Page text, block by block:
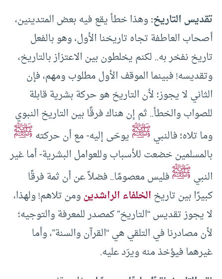
تقديس التاريخ:وهذا خطأ يقع فيه بعض المتدينين،
أصحاب العاطفة تجاه تاريخنا الأول، وهو بالفعل
تاريخ نفخر به.. لكنم يخلطون بين الاعتزاز بالتاريخ،
وتقديسه! فبينما الموقف الأول مطلوب ومهم، فإن
الثاني لا يجوز؛ لأن التاريخ هو حركة بشرية قابلة
للصواب والخطأ.. ثم إن هناك فرقًا بين التاريخ النبوي
وما تلاه؛ فالنبيﷺيوحَى إليه- مع أن حركتهﷺ
بالمسلمين خضعت للأسباب وللعوامل البشرية- أما غير
النبيﷺفليس معصومًا.. فضلاً عن أن ثمة فرقًا
كبيرًا بين تاريخالخلفاء الراشدينومن تلاهم! ولهذا،
لا يجوز تقديس “التاريخ” كمصدر للمعرفة والتوجيه؛
لأن مصادرنا في التلقي هي “القرآن والسنة”، وأما
غيرهما فيؤخذ منه ويرَد عليه.